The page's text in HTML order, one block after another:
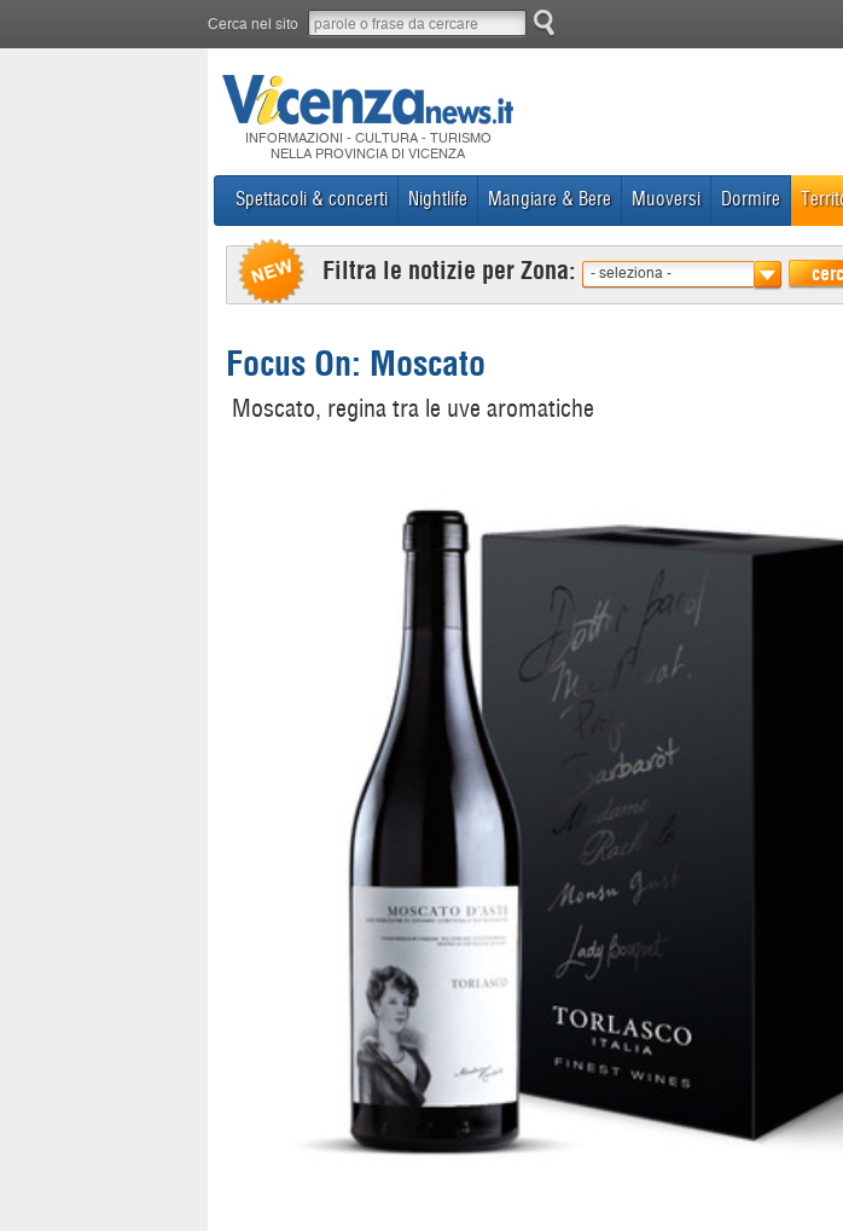
Cerca nel sito
INFORMAZIONI - CULTURA - TURISMO
NELLA PROVINCIA DI VICENZA
Spettacoli & concerti Nightlife Mangiare & Bere Muoversi Dormire
Filtra le notizie per Zona: - seleziona -
Focus On: Moscato
Moscato, regina tra le uve aromatiche